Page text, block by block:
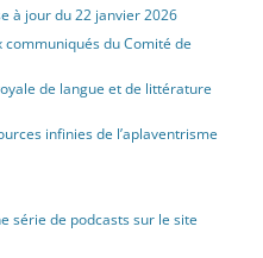
à jour du 22 janvier 2026
du Comité de
de langue et de littérature
infinies de l’aplaventrisme
série de podcasts sur le site